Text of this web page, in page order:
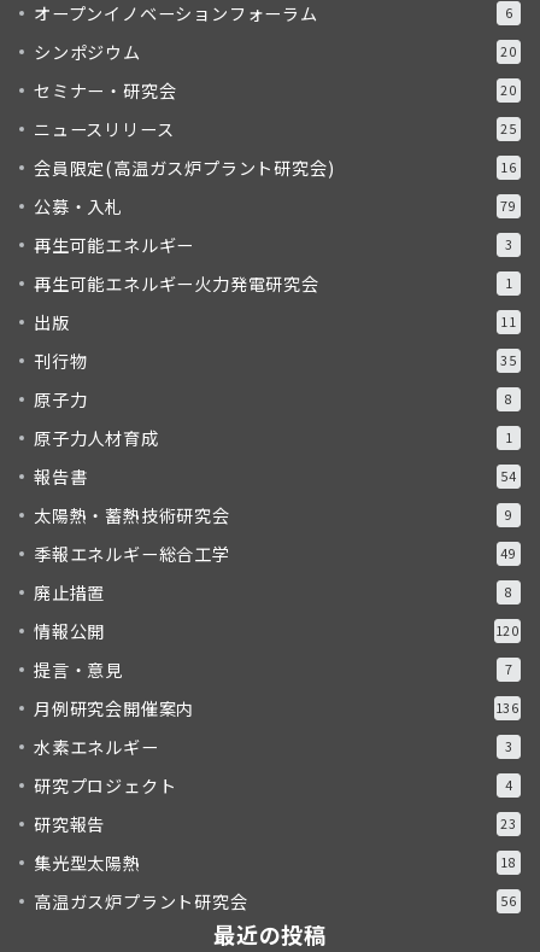
オープンイノベーションフォーラム 6
シンポジウム 20
セミナー・研究会 20
ニュースリリース 25
会員限定(高温ガス炉プラント研究会) 16
公募・入札 79
再生可能エネルギー 3
再生可能エネルギー火力発電研究会 1
出版 11
刊行物 35
原子力 8
原子力人材育成 1
報告書 54
太陽熱・蓄熱技術研究会 9
季報エネルギー総合工学 49
廃止措置 8
情報公開 120
提言・意見 7
月例研究会開催案内 136
水素エネルギー 3
研究プロジェクト 4
研究報告 23
集光型太陽熱 18
高温ガス炉プラント研究会 56
最近の投稿